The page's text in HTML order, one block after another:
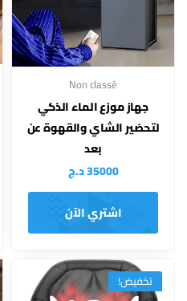
Non classé
جهاز موزع الماء الذكي
لتحضير الشاي والقهوة عن
بعد
35000د.ج
اشتري الآن
تخفيض!